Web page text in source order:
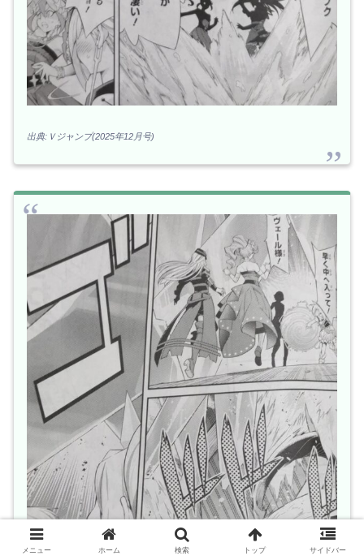
出典:Ｖジャンプ(2025年12月号)
メニュー ホーム 検索 トップ サイドバー